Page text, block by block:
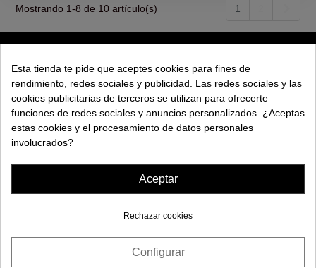
Mostrando 1-8 de 10 artículo(s) 1
EXPLORAR
EMPRESA
Esta tienda te pide que aceptes cookies para fines de
rendimiento, redes sociales y publicidad. Las redes sociales y las
cookies publicitarias de terceros se utilizan para ofrecerte
funciones de redes sociales y anuncios personalizados. ¿Aceptas
estas cookies y el procesamiento de datos personales
involucrados?
Aceptar
Rechazar cookies
Configurar